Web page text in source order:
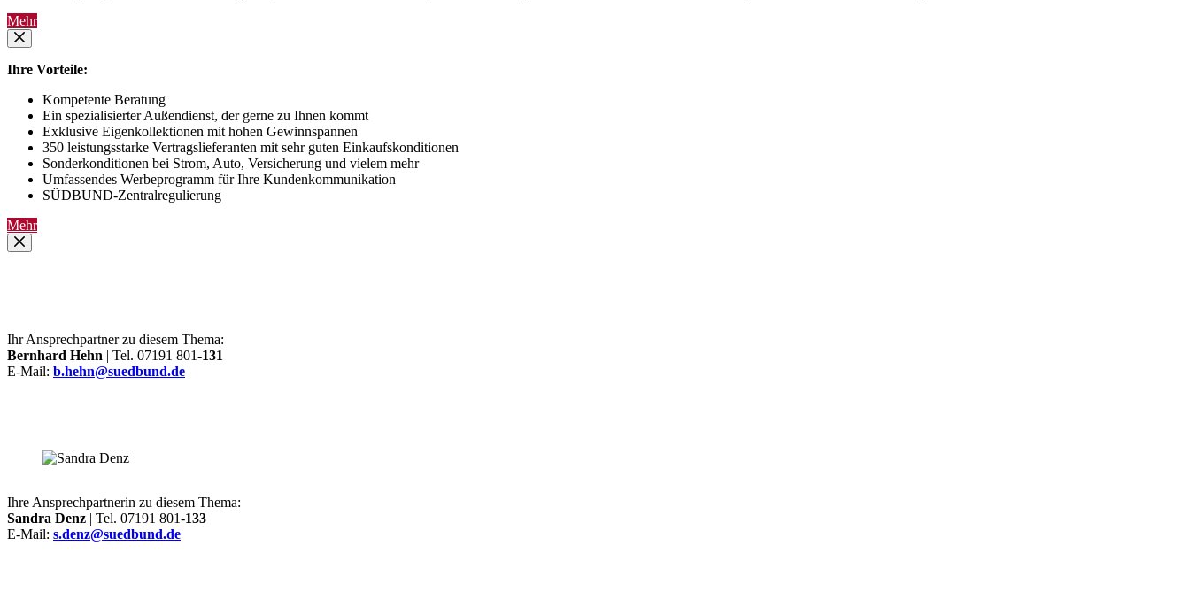
Mehr
Ihre Vorteile:
Kompetente Beratung
Ein spezialisierter Außendienst, der gerne zu Ihnen kommt
Exklusive Eigenkollektionen mit hohen Gewinnspannen
350 leistungsstarke Vertragslieferanten mit sehr guten Einkaufskonditionen
Sonderkonditionen bei Strom, Auto, Versicherung und vielem mehr
Umfassendes Werbeprogramm für Ihre Kundenkommunikation
SÜDBUND-Zentralregulierung
Mehr
Ihr Ansprechpartner zu diesem Thema:
Bernhard Hehn | Tel. 07191 801-131
E-Mail: b.hehn@suedbund.de
Ihre Ansprechpartnerin zu diesem Thema:
Sandra Denz | Tel. 07191 801-133
E-Mail: s.denz@suedbund.de